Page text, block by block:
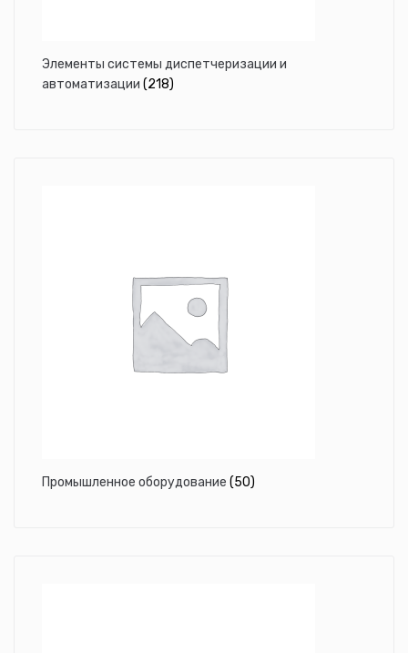
Элементы системы диспетчеризации и
автоматизации (218)
Промышленное оборудование (50)